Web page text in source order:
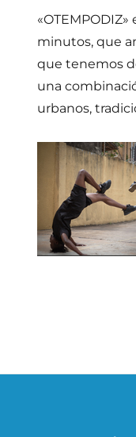
minutos, que
que tenemos
una
urbanos,
de